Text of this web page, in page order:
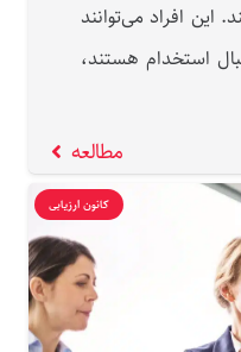
این افراد می‌توانند
استخدام هستند،
مطالعه
کانون ارزیابی